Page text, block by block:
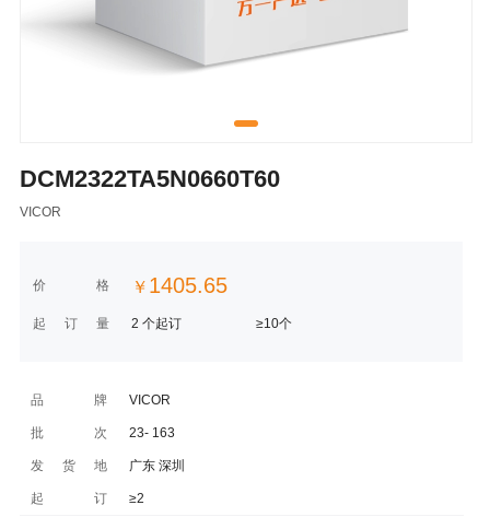
DCM2322TA5N0660T60
VICOR
价格 ￥ 1405.65
起订量 2 个起订 ≥10个
品牌 VICOR
批次 23- 163
发货地 广东 深圳
起订 ≥2